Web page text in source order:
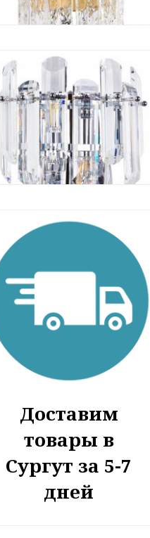
Divinare Bellatrix
02 AP-2
16 090 руб.
Доставим
товары в
Сургут за 5-7
дней